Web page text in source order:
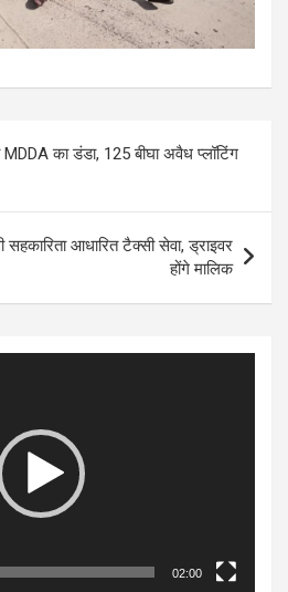
का डंडा, 125 बीघा अवैध प्लॉटिंग
आधारित टैक्सी सेवा, ड्राइवर
होंगे मालिक
02:00